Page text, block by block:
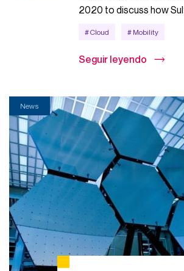
2020 to discuss how
# Cloud # Mobility
Seguir leyendo
News